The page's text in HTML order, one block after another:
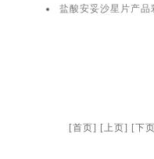
盐酸安妥沙星片产品
[首页] [上页] [下